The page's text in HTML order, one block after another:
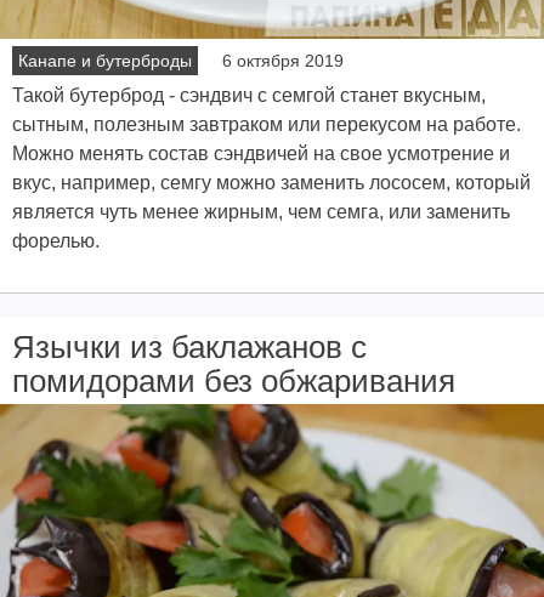
Канапе и бутерброды 6 октября 2019
Такой бутерброд - сэндвич с семгой станет вкусным,
сытным, полезным завтраком или перекусом на работе.
Можно менять состав сэндвичей на свое усмотрение и
вкус, например, семгу можно заменить лососем, который
является чуть менее жирным, чем семга, или заменить
форелью.
Язычки из баклажанов с
помидорами без обжаривания